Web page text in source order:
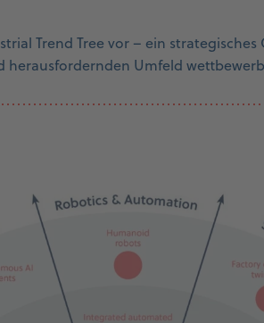
Trend Tree vor – ein
Umfeld